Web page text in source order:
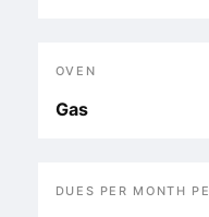
OVEN
Gas
DUES PER MONTH